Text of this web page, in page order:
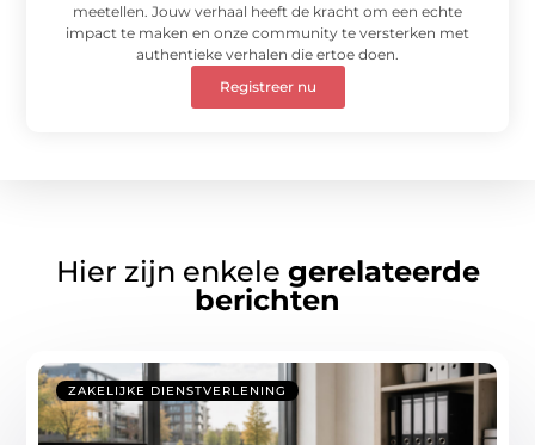
meetellen. Jouw verhaal heeft de kracht om een echte
impact te maken en onze community te versterken met
authentieke verhalen die ertoe doen.
Registreer nu
Hier zijn enkele gerelateerde
berichten
ZAKELIJKE DIENSTVERLENING